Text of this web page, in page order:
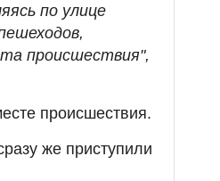
по улице
происшествия",
происшествия.
же приступили